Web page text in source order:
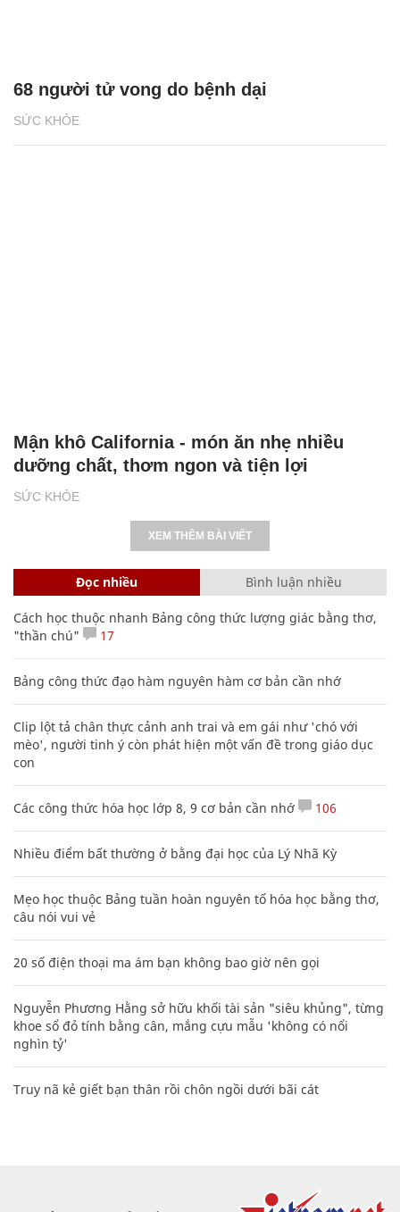
SỨC KHỎE
68 người tử vong do bệnh dại
SỨC KHỎE
Mận khô California - món ăn nhẹ nhiều
dưỡng chất, thơm ngon và tiện lợi
XEM THÊM BÀI VIẾT
Đọc nhiều Bình luận nhiều
Cách học thuộc nhanh Bảng công thức lượng giác bằng thơ,
"thần chú"
17
Bảng công thức đạo hàm nguyên hàm cơ bản cần nhớ
Clip lột tả chân thực cảnh anh trai và em gái như 'chó với
mèo', người tinh ý còn phát hiện một vấn đề trong giáo dục
con
Các công thức hóa học lớp 8, 9 cơ bản cần nhớ 106
Nhiều điểm bất thường ở bằng đại học của Lý Nhã Kỳ
Mẹo học thuộc Bảng tuần hoàn nguyên tố hóa học bằng thơ,
câu nói vui vẻ
20 số điện thoại ma ám bạn không bao giờ nên gọi
Nguyễn Phương Hằng sở hữu khối tài sản "siêu khủng", từng
khoe sổ đỏ tính bằng cân, mắng cựu mẫu 'không có nổi
nghìn tỷ'
Truy nã kẻ giết bạn thân rồi chôn ngồi dưới bãi cát